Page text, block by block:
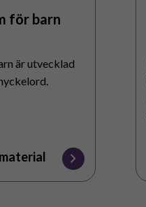
för barn
är utvecklad